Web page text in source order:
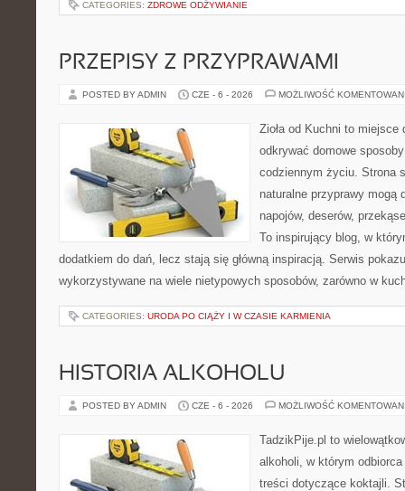
CATEGORIES: ZDROWE ODŻYWIANIE
PRZEPISY Z PRZYPRAWAMI
POSTED BY ADMIN CZE - 6 - 2026 MOŻLIWOŚĆ
Zioła od Kuchni to
odkrywać domowe
codziennym życiu. Strona
naturalne przyprawy mogą
napojów, deserów,
To inspirujący blog, w
dodatkiem do dań, lecz stają się główną inspiracją. Serwis
wykorzystywane na wiele nietypowych sposobów, zarówno w
CATEGORIES: URODA PO CIĄŻY I W CZASIE KARMIENIA
HISTORIA ALKOHOLU
POSTED BY ADMIN CZE - 6 - 2026 MOŻLIWOŚĆ
TadzikPije.pl to
alkoholi, w którym
treści dotyczące koktajli.